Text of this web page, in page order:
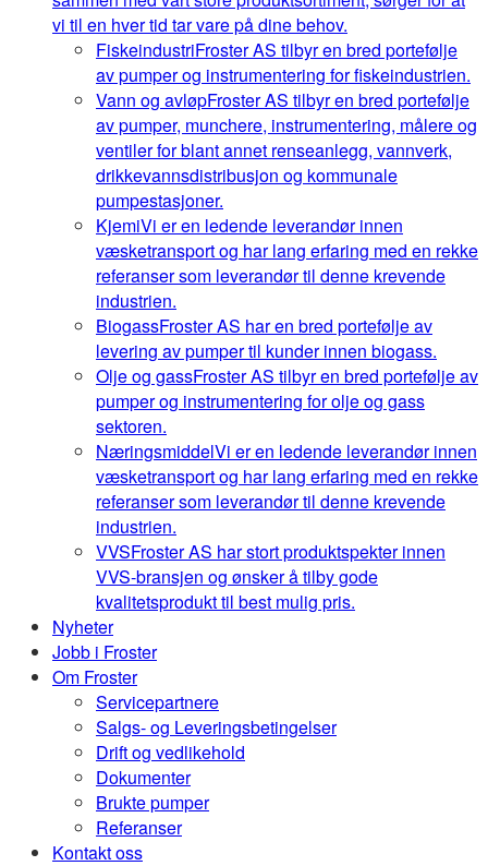
vi til en hver tid tar vare på dine behov.
FiskeindustriFroster AS tilbyr en bred portefølje
av pumper og instrumentering for fiskeindustrien.
Vann og avløpFroster AS tilbyr en bred portefølje
av pumper, munchere, instrumentering, målere og
ventiler for blant annet renseanlegg, vannverk,
drikkevannsdistribusjon og kommunale
pumpestasjoner.
KjemiVi er en ledende leverandør innen
væsketransport og har lang erfaring med en rekke
referanser som leverandør til denne krevende
industrien.
BiogassFroster AS har en bred portefølje av
levering av pumper til kunder innen biogass.
Olje og gassFroster AS tilbyr en bred portefølje av
pumper og instrumentering for olje og gass
sektoren.
NæringsmiddelVi er en ledende leverandør innen
væsketransport og har lang erfaring med en rekke
referanser som leverandør til denne krevende
industrien.
VVSFroster AS har stort produktspekter innen
VVS-bransjen og ønsker å tilby gode
kvalitetsprodukt til best mulig pris.
Nyheter
Jobb i Froster
Om Froster
Servicepartnere
Salgs- og Leveringsbetingelser
Drift og vedlikehold
Dokumenter
Brukte pumper
Referanser
Kontakt oss